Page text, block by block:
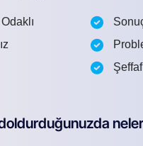
Şeffaf